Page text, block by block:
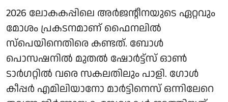
2026 ലോകകപ്പിലെ അർജന്റീനയുടെ ഏറ്റവും
മോശം പ്രകടനമാണ് ഫൈനലിൽ
സ്‌പെയിനെതിരെ കണ്ടത്. ബോൾ
പൊസഷനിൽ മുതൽ ഷോർട്ട്‌സ് ഓൺ
ടാർഗറ്റിൽ വരെ സകലതിലും പാളി. ഗോൾ
കീപ്പർ എമിലിയാനോ മാർട്ടിനെസ് ഒന്നിലേറെ